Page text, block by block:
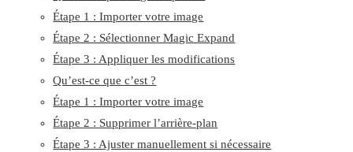
Étape 1 : Importer votre image
Étape 2 : Sélectionner Magic Expand
Étape 3 : Appliquer les modifications
Qu’est-ce que c’est ?
Étape 1 : Importer votre image
Étape 2 : Supprimer l’arrière-plan
Étape 3 : Ajuster manuellement si nécessaire